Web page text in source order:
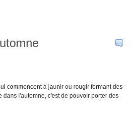
…
commencent à jaunir ou rougir formant des
l'automne, c'est de pouvoir porter des